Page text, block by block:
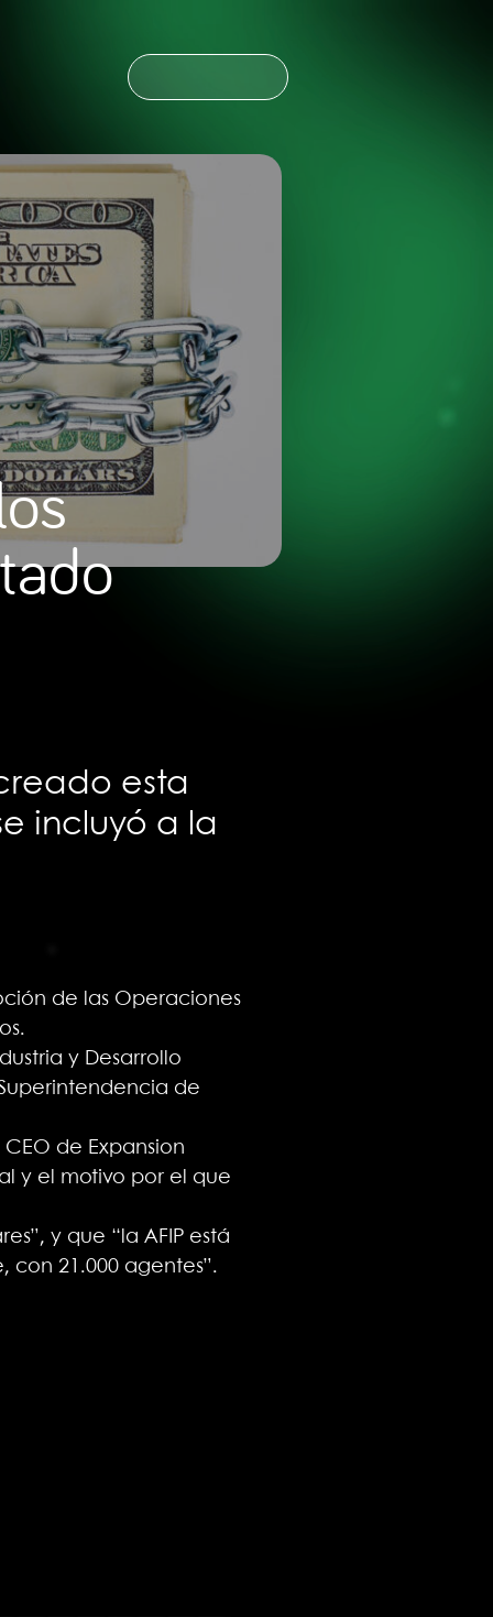
NOTICIAS ESPAÑOL
esta
incluyó a la
de las Operaciones
y Desarrollo
de
de Expansion
y el motivo por el que
y que “la AFIP está
21.000 agentes”.